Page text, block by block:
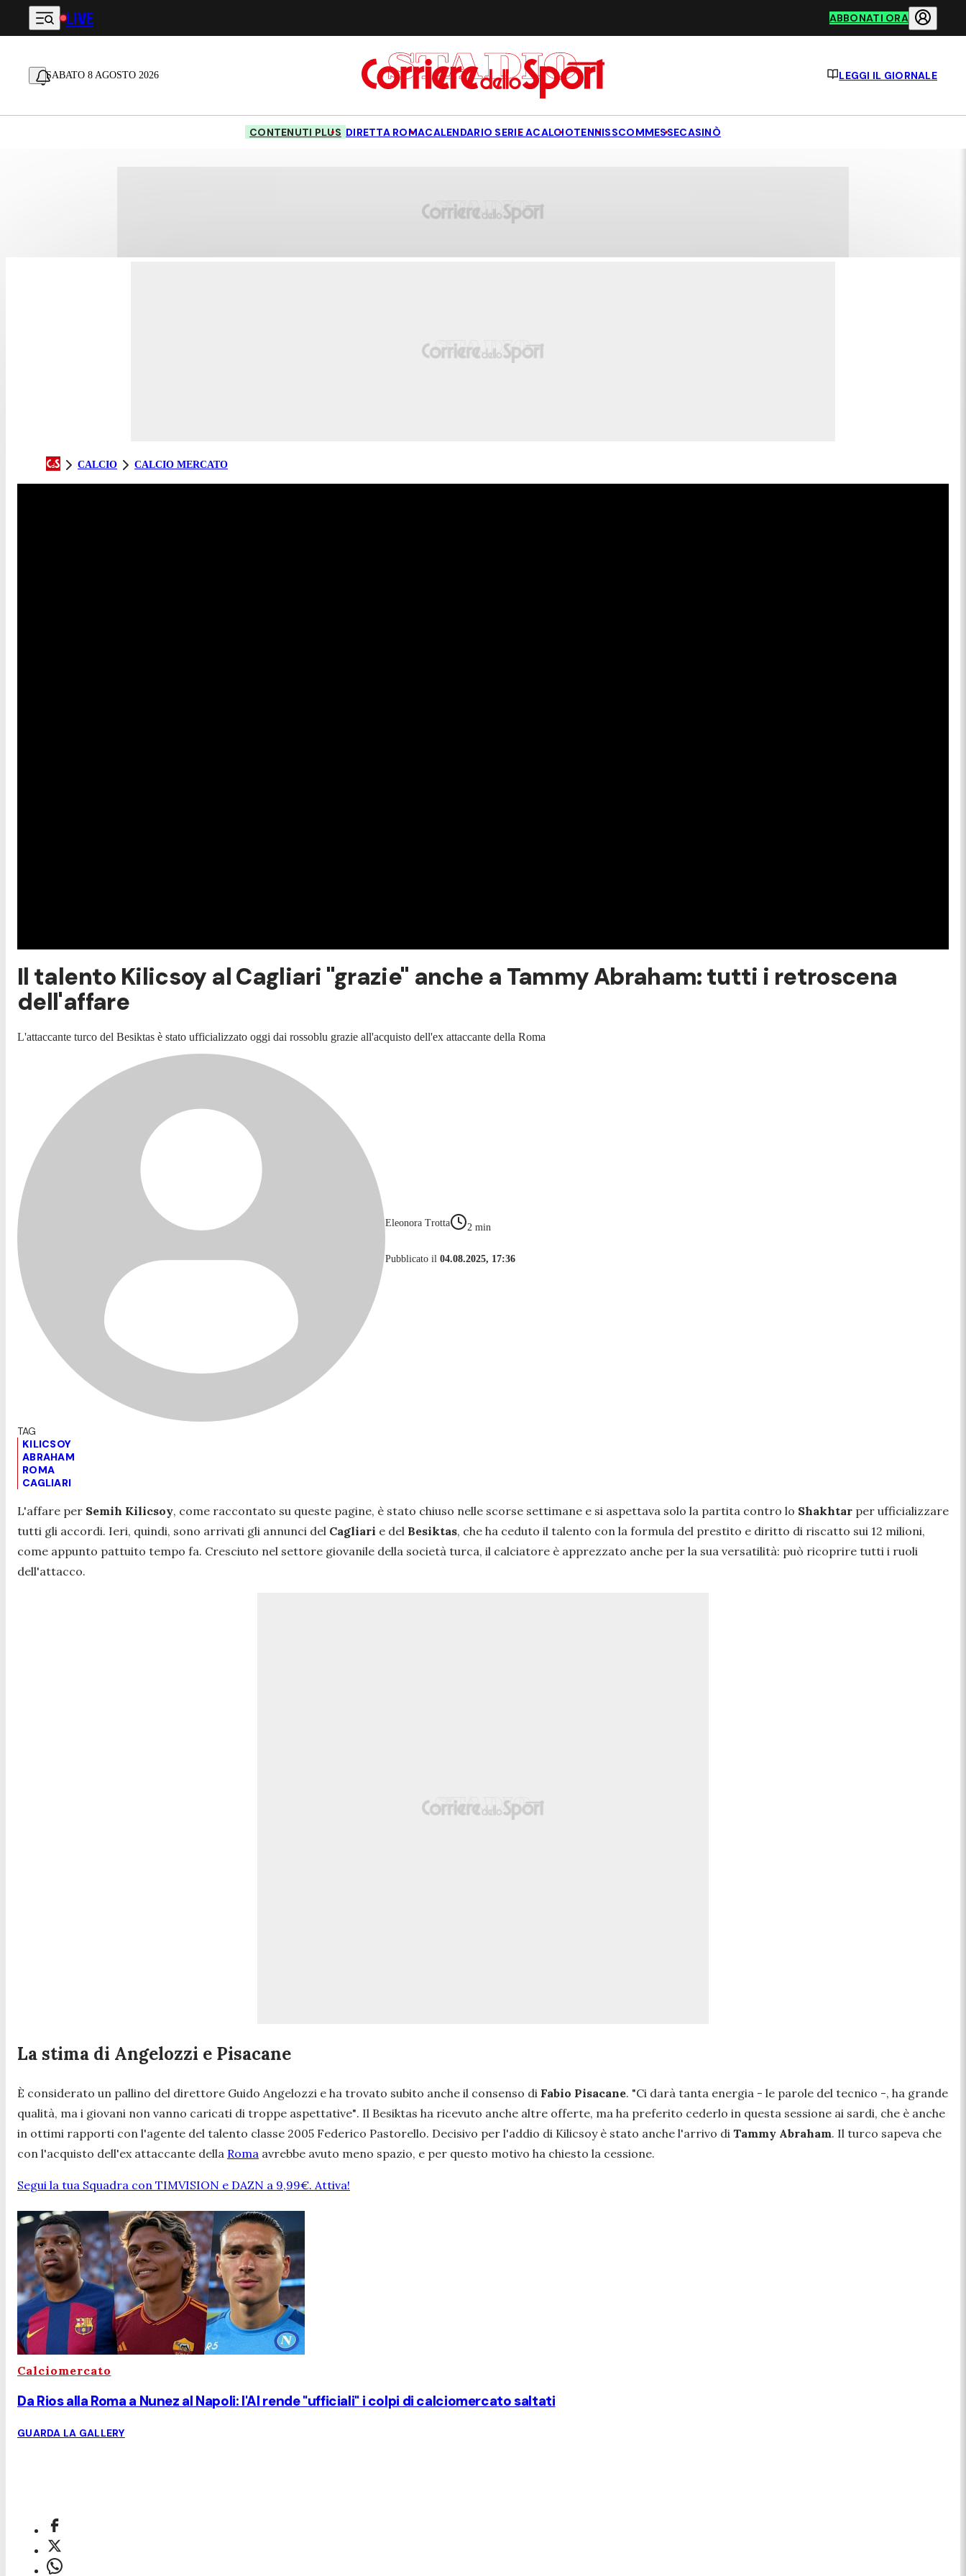
Vai al contenuto principale
LIVE ABBONATI ORA
SABATO 8 AGOSTO 2026 LEGGI IL GIORNALE
CONTENUTI PLUS DIRETTA ROMACALENDARIO SERIE ACALCIOTENNISSCOMMESSECASINÒ
CALCIO CALCIO MERCATO
Il talento Kilicsoy al Cagliari "grazie" anche a Tammy Abraham: tutti i retroscena
dell'affare
L'attaccante turco del Besiktas è stato ufficializzato oggi dai rossoblu grazie all'acquisto dell'ex attaccante della Roma
Eleonora Trotta 2 min
Pubblicato il 04.08.2025, 17:36
KILICSOY
ABRAHAM
ROMA
CAGLIARI
L'affare per Semih Kilicsoy, come raccontato su queste pagine, è stato chiuso nelle scorse settimane e si aspettava solo la partita contro lo Shakhtar per ufficializzare
tutti gli accordi. Ieri, quindi, sono arrivati gli annunci del Cagliari e del Besiktas, che ha ceduto il talento con la formula del prestito e diritto di riscatto sui 12 milioni,
come appunto pattuito tempo fa. Cresciuto nel settore giovanile della società turca, il calciatore è apprezzato anche per la sua versatilità: può ricoprire tutti i ruoli
dell'attacco.
La stima di Angelozzi e Pisacane
È considerato un pallino del direttore Guido Angelozzi e ha trovato subito anche il consenso di Fabio Pisacane. "Ci darà tanta energia - le parole del tecnico -, ha grande
qualità, ma i giovani non vanno caricati di troppe aspettative". Il Besiktas ha ricevuto anche altre offerte, ma ha preferito cederlo in questa sessione ai sardi, che è anche
in ottimi rapporti con l'agente del talento classe 2005 Federico Pastorello. Decisivo per l'addio di Kilicsoy è stato anche l'arrivo di Tammy Abraham. Il turco sapeva che
con l'acquisto dell'ex attaccante della Roma avrebbe avuto meno spazio, e per questo motivo ha chiesto la cessione.
Segui la tua Squadra con TIMVISION e DAZN a 9,99€. Attiva!
Calciomercato
Da Rios alla Roma a Nunez al Napoli: l'AI rende "ufficiali" i colpi di calciomercato saltati
GUARDA LA GALLERY